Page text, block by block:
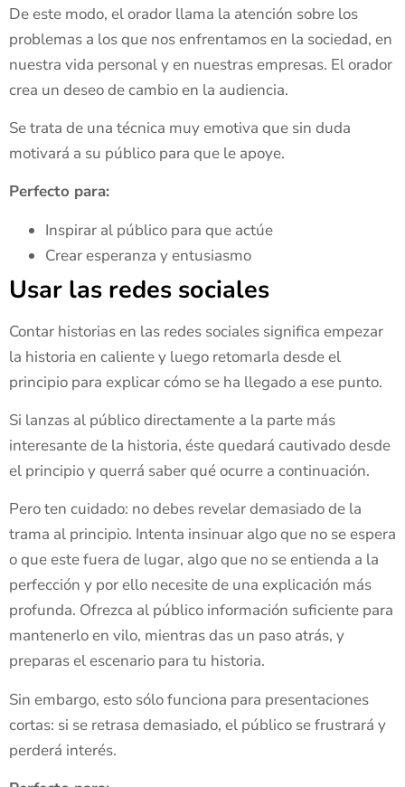
De este modo, el orador llama la atención sobre los
problemas a los que nos enfrentamos en la sociedad, en
nuestra vida personal y en nuestras empresas. El orador
crea un deseo de cambio en la audiencia.
Se trata de una técnica muy emotiva que sin duda
motivará a su público para que le apoye.
Perfecto para:
Inspirar al público para que actúe
Crear esperanza y entusiasmo
Usar las redes sociales
Contar historias en las redes sociales significa empezar
la historia en caliente y luego retomarla desde el
principio para explicar cómo se ha llegado a ese punto.
Si lanzas al público directamente a la parte más
interesante de la historia, éste quedará cautivado desde
el principio y querrá saber qué ocurre a continuación.
Pero ten cuidado: no debes revelar demasiado de la
trama al principio. Intenta insinuar algo que no se espera
o que este fuera de lugar, algo que no se entienda a la
perfección y por ello necesite de una explicación más
profunda. Ofrezca al público información suficiente para
mantenerlo en vilo, mientras das un paso atrás, y
preparas el escenario para tu historia.
Sin embargo, esto sólo funciona para presentaciones
cortas: si se retrasa demasiado, el público se frustrará y
perderá interés.